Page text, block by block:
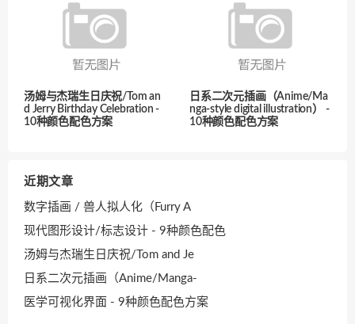
汤姆与杰瑞生日庆祝/Tom an
d Jerry Birthday Celebration -
10种颜色配色方案
日系二次元插画（Anime/Ma
nga-style digital illustration） -
10种颜色配色方案
近期文章
数字插画 / 兽人拟人化（Furry A
现代图形设计/标志设计 - 9种颜色配色
汤姆与杰瑞生日庆祝/Tom and Je
日系二次元插画（Anime/Manga-
医学可视化界面 - 9种颜色配色方案